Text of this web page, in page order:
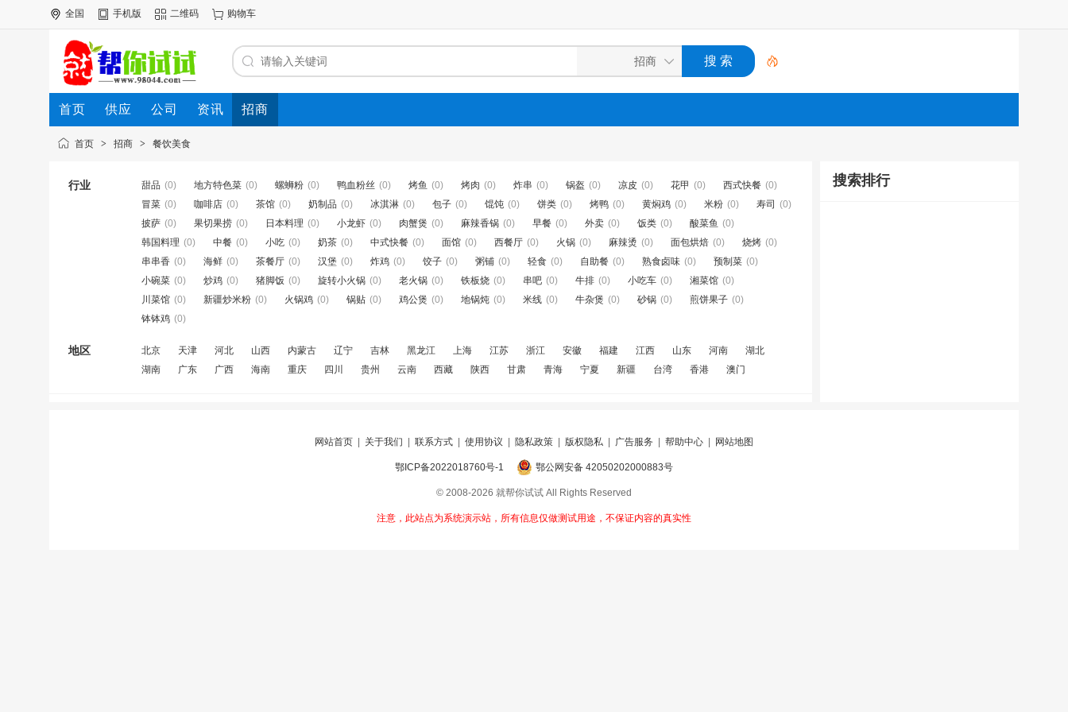
全国 手机版 二维码 购物车
首页 供应 公司 资讯 招商
首页 > 招商 > 餐饮美食
行业 甜品 (0) 地方特色菜 (0) 螺蛳粉 (0) 鸭血粉丝 (0) 烤鱼 (0) 烤肉 (0) 炸串 (0) 锅盔 (0) 凉皮 (0) 花甲 (0) 西式快餐 (0)
冒菜 (0) 咖啡店 (0) 茶馆 (0) 奶制品 (0) 冰淇淋 (0) 包子 (0) 馄饨 (0) 饼类 (0) 烤鸭 (0) 黄焖鸡 (0) 米粉 (0) 寿司 (0)
披萨 (0) 果切果捞 (0) 日本料理 (0) 小龙虾 (0) 肉蟹煲 (0) 麻辣香锅 (0) 早餐 (0) 外卖 (0) 饭类 (0) 酸菜鱼 (0)
韩国料理 (0) 中餐 (0) 小吃 (0) 奶茶 (0) 中式快餐 (0) 面馆 (0) 西餐厅 (0) 火锅 (0) 麻辣烫 (0) 面包烘焙 (0) 烧烤 (0)
串串香 (0) 海鲜 (0) 茶餐厅 (0) 汉堡 (0) 炸鸡 (0) 饺子 (0) 粥铺 (0) 轻食 (0) 自助餐 (0) 熟食卤味 (0) 预制菜 (0)
小碗菜 (0) 炒鸡 (0) 猪脚饭 (0) 旋转小火锅 (0) 老火锅 (0) 铁板烧 (0) 串吧 (0) 牛排 (0) 小吃车 (0) 湘菜馆 (0)
川菜馆 (0) 新疆炒米粉 (0) 火锅鸡 (0) 锅贴 (0) 鸡公煲 (0) 地锅炖 (0) 米线 (0) 牛杂煲 (0) 砂锅 (0) 煎饼果子 (0)
钵钵鸡 (0)
地区 北京 天津 河北 山西 内蒙古 辽宁 吉林 黑龙江 上海 江苏 浙江 安徽 福建 江西 山东 河南
湖北
湖南
广东 广西 海南 重庆 四川 贵州 云南 西藏 陕西 甘肃 青海 宁夏 新疆 台湾 香港 澳门
搜索排行
网站首页 关于我们 联系方式 使用协议 隐私政策 版权隐私 广告服务 帮助中心 网站地图
鄂ICP备2022018760号-1 鄂公网安备 42050202000883号
© 2008-2026 就帮你试试 All Rights Reserved
注意，此站点为系统演示站，所有信息仅做测试用途，不保证内容的真实性